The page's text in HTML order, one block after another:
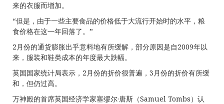
来的衣服而增加。
“但是，由于一些主要食品的价格低于大流行开始时的水平，粮
食价格在这一年回落了。”
2月份的通货膨胀出乎意料地有所缓解，部分原因是自2009年以
来，服装和鞋类成本的年度最大跌幅。
英国国家统计局表示，2月份的折价很普遍，3月份的折价有所缓
和，但仍过高。
万神殿的首席英国经济学家塞缪尔·唐斯（Samuel Tombs）认